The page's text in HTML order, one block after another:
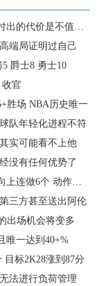
代价是不值得的
端局证明过自己
爵士8 勇士10
官
胜场 NBA历史唯一
队年轻化进程不符
实可能看不上他
没有任何优势了
做6个 动作很稳
三方甚至送出阿伦
出场机会将变多
唯一达到40+%
目标2K28涨到87分
法进行负荷管理